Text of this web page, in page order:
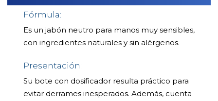
Fórmula:
Es un jabón neutro para manos muy sensibles,
con ingredientes naturales y sin alérgenos.
Presentación:
Su bote con dosificador resulta práctico para
evitar derrames inesperados. Además, cuenta